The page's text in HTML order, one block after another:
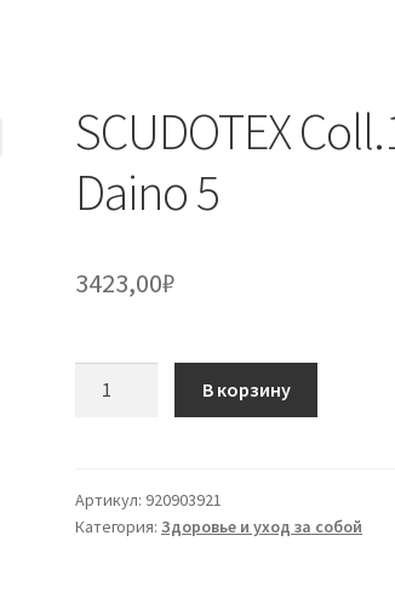
SCUDOTEX
Daino 5
3423,00₽
*
P
В корзину
Артикул: 920903921
Категория:Здоровье и уход за собой